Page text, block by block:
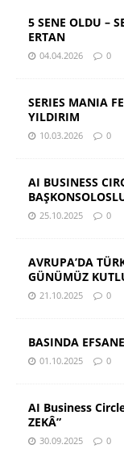
5 SENE OLDU –
ERTAN
04.04.2026 0
SERIES MANIA
YILDIRIM
10.03.2026 0
AI BUSINESS
25.10.2025 0
AVRUPA’DA
GÜNÜMÜZ
21.10.2025 0
BASINDA
01.10.2025 0
AI Business
ZEKÂ”
30.09.2025 0